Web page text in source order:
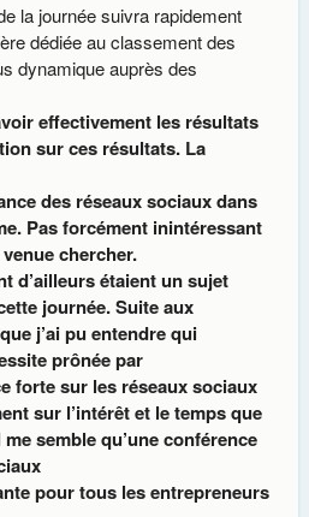
la journée suivra rapidement
dédiée au classement des
dynamique auprès des
effectivement les résultats
sur ces résultats. La
des réseaux sociaux dans
Pas forcément inintéressant
chercher.
d’ailleurs étaient un sujet
journée. Suite aux
j’ai pu entendre qui
prônée par
forte sur les réseaux sociaux
sur l’intérêt et le temps que
semble qu’une conférence
pour tous les entrepreneurs